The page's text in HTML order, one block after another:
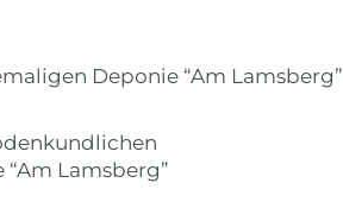
Deponie “Am Lamsberg”
Lamsberg”